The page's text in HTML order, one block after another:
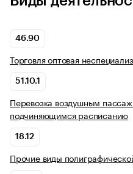
46.90
Торговля оптовая
51.10.1
Перевозка воздушным
подчиняющимся расписанию
18.12
Прочие виды